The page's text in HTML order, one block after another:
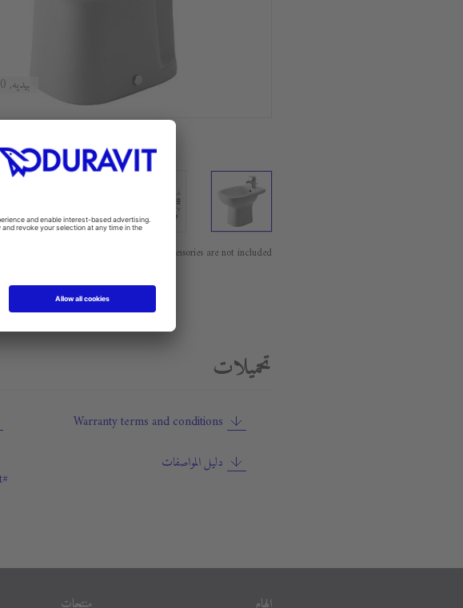
بيديه, 223860
differ from picture. Decorations and accessories are not included.
تحميلات
Warranty terms and conditions
دليل المواصفات
#general.premium.product.produravit